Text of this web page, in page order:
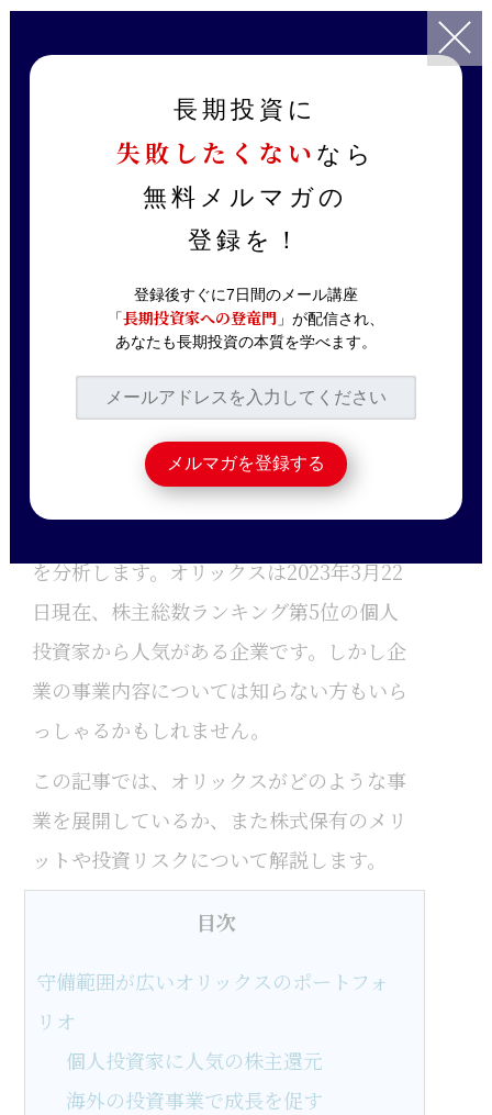
日本屈指の人気株 オリックスの配当金は継続するのか？最大のリ
銘柄分析
日本屈指の人気株 オ
リックスの配当金は継
続するのか？最大のリ
スクを解説
WBC日本チームの優勝おめでとうございま
す！素晴らしい大会でしたね。
を分析します。オリックスは2023年3月22
日現在、株主総数ランキング第5位の個人
投資家から人気がある企業です。しかし企
業の事業内容については知らない方もいら
っしゃるかもしれません。
この記事では、オリックスがどのような事
業を展開しているか、また株式保有のメリ
ットや投資リスクについて解説します。
目次
守備範囲が広いオリックスのポートフォ
リオ
個人投資家に人気の株主還元
海外の投資事業で成長を促す
長期投資に
失敗したくない なら
無料メルマガの
登録を！
登録後すぐに7日間のメール講座
「長期投資家への登竜門」が配信され、
あなたも長期投資の本質を学べます。